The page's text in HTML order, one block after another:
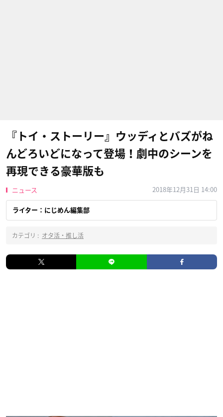
『トイ・ストーリー』ウッディとバズがね
んどろいどになって登場！劇中のシーンを
再現できる豪華版も
ニュース 2018年12月31日 14:00
ライター：にじめん編集部
カテゴリ : オタ活・推し活